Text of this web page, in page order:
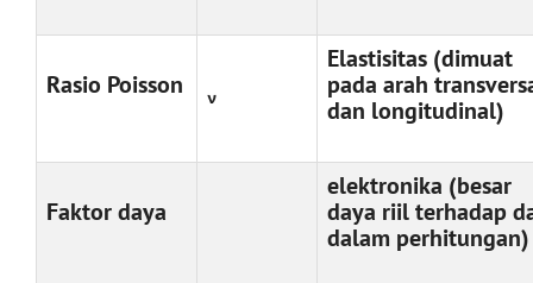
Rasio Poisson ν
Elastisitas (dimuat
pada arah
dan longitudinal)
Faktor daya
elektronika (besar
daya riil terhadap
dalam perhitungan)